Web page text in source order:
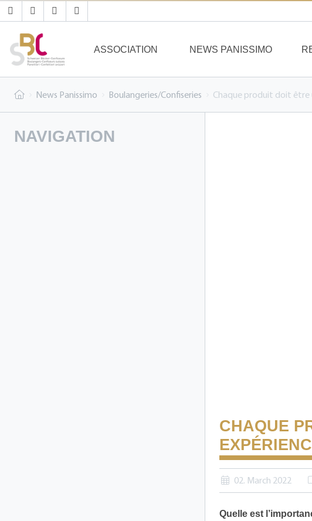
ASSOCIATION NEWS PANISSIMO
News Panissimo Boulangeries/Confiseries Chaque produit doit être
NAVIGATION
CHAQUE
02. March 2022
Quelle est